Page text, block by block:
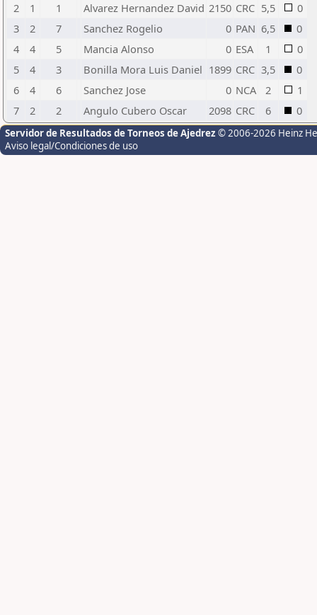
2
1 1 Alvarez Hernandez David 2150 CRC 5,5
0
3
2 7 Sanchez Rogelio 0 PAN 6,5
0
4
4 5 Mancia Alonso 0 ESA 1
0
5
4 3 Bonilla Mora Luis Daniel 1899 CRC 3,5
0
6
4 6 Sanchez Jose 0 NCA 2
1
7
2 2 Angulo Cubero Oscar 2098 CRC 6 0
Servidor de Resultados de Torneos de Ajedrez © 2006-2026 Heinz
Aviso legal/Condiciones de uso